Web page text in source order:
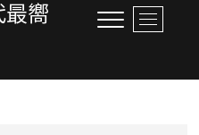
最嚮
M
e
u